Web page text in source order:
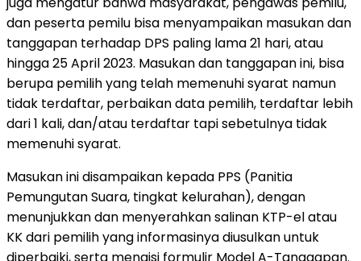
dan peserta pemilu bisa menyampaikan masukan dan
tanggapan terhadap DPS paling lama 21 hari, atau
hingga 25 April 2023. Masukan dan tanggapan ini, bisa
berupa pemilih yang telah memenuhi syarat namun
tidak terdaftar, perbaikan data pemilih, terdaftar lebih
dari 1 kali, dan/atau terdaftar tapi sebetulnya tidak
memenuhi syarat.
Masukan ini disampaikan kepada PPS (Panitia
Pemungutan Suara, tingkat kelurahan), dengan
menunjukkan dan menyerahkan salinan KTP-el atau
KK dari pemilih yang informasinya diusulkan untuk
diperbaiki, serta mengisi formulir Model A-Tanggapan.